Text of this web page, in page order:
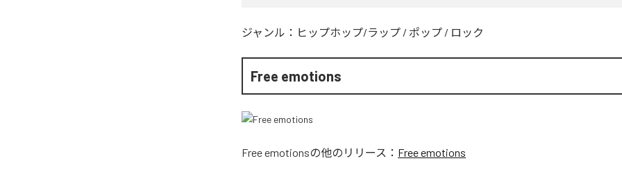
ジャンル： ヒップホップ/ラップ / ポップ / ロック
Free emotions
Free emotionsの他のリリース： Free emotions